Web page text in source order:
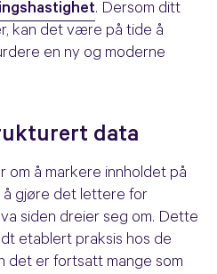
. Dersom ditt
kan det være på tide å
en ny og moderne
data
om å markere innholdet på
gjøre det lettere for
siden dreier seg om. Dette
etablert praksis hos de
det er fortsatt mange som